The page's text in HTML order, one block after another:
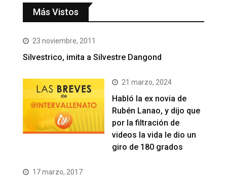
Más Vistos
23 noviembre, 2011
Silvestrico, imita a Silvestre Dangond
21 marzo, 2024
Habló la ex novia de
Rubén Lanao, y dijo que
por la filtración de
videos la vida le dio un
giro de 180 grados
17 marzo, 2017